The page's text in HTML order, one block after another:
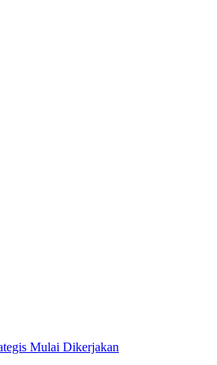
Mulai Dikerjakan